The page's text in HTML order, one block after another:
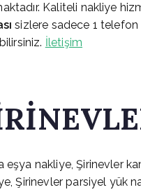
Kaliteli nakliye
sizlere sadece 1 telefon
İletişim
eşya nakliye, Şirinevler
Şirinevler parsiyel yük